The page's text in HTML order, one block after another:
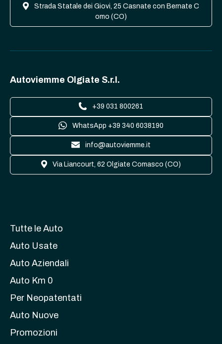
Strada Statale dei Giovi, 25 Casnate con Bernate C
omo (CO)
Autoviemme Olgiate S.r.l.
+39 031 800261
WhatsApp +39 340 6038190
info@autoviemme.it
Via Liancourt, 62 Olgiate Comasco (CO)
Tutte le Auto
Auto Usate
Auto Aziendali
Auto Km 0
Per Neopatentati
Auto Nuove
Promozioni